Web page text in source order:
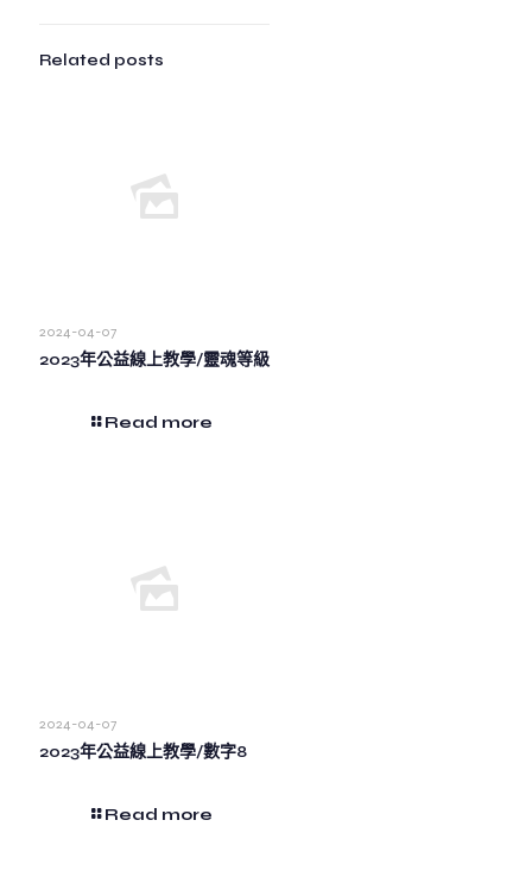
Related posts
2024-04-07
2023年公益線上教學/靈魂等級
Read more
2024-04-07
2023年公益線上教學/數字8
Read more